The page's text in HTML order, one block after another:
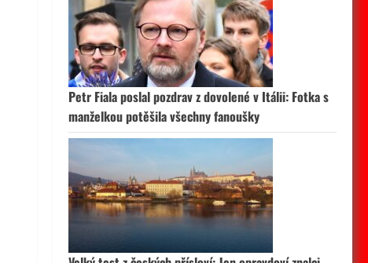
Petr Fiala poslal pozdrav z dovolené v Itálii: Fotka s
manželkou potěšila všechny fanoušky